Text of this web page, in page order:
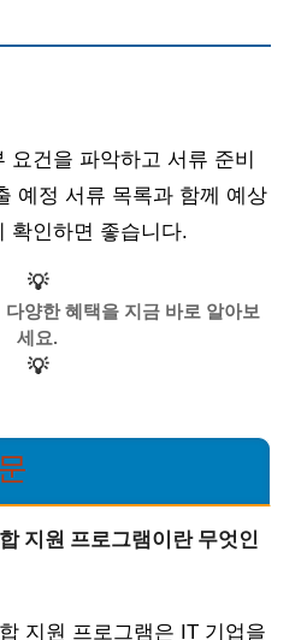
요건을 파악하고 서류 준비
예정 서류 목록과 함께 예상
확인하면 좋습니다.
💡
양한 혜택을 지금 바로 알아보
세요.
💡
지원 프로그램이란 무엇인
지원 프로그램은 IT 기업을